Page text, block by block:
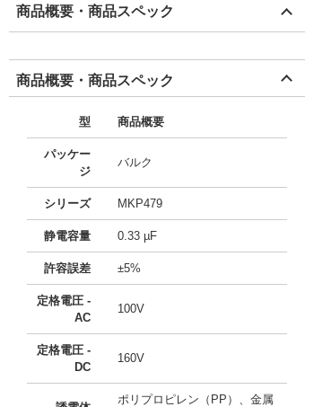
商品概要・商品スペック
商品概要・商品スペック
型 商品概要
パッケー
ジ
バルク
シリーズ MKP479
静電容量 0.33 µF
許容誤差 ±5%
定格電圧 -
AC
100V
定格電圧 -
DC
160V
ポリプロピレン（PP）、金属